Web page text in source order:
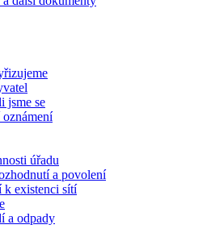
jsme se
oznámení
úřadu
a povolení
k existenci sítí
a odpady